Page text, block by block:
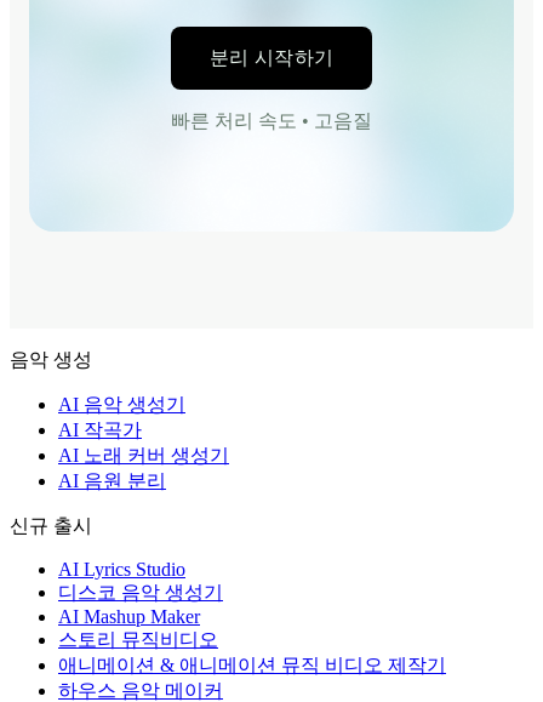
분리 시작하기
빠른 처리 속도 • 고음질
음악 생성
AI 음악 생성기
AI 작곡가
AI 노래 커버 생성기
AI 음원 분리
신규 출시
AI Lyrics Studio
디스코 음악 생성기
AI Mashup Maker
스토리 뮤직비디오
애니메이션 & 애니메이션 뮤직 비디오 제작기
하우스 음악 메이커